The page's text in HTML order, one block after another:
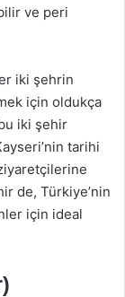
ve peri
iki şehrin
için oldukça
iki şehir
tarihi
de, Türkiye’nin
için ideal